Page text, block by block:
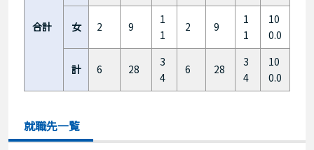
合計 女 2 9
1
1
2 9
1
1
10
0.0
計 6 28
3
4
6 28
3
4
10
0.0
就職先一覧